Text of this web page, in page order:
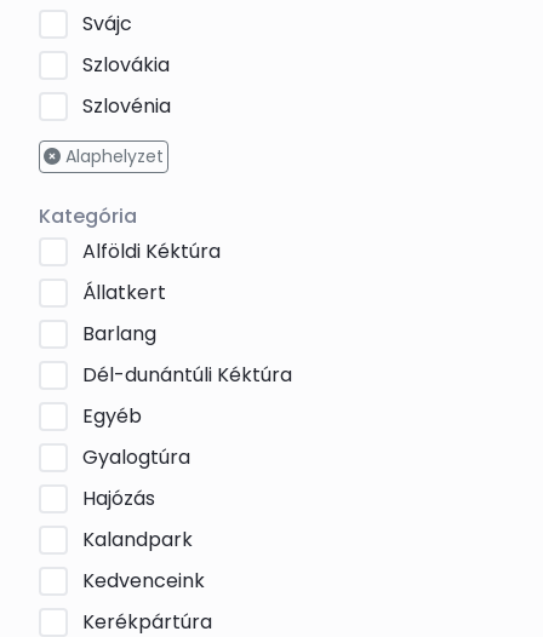
Svájc
Szlovákia
Szlovénia
Alaphelyzet
Kategória
Alföldi Kéktúra
Állatkert
Barlang
Dél-dunántúli Kéktúra
Egyéb
Gyalogtúra
Hajózás
Kalandpark
Kedvenceink
Kerékpártúra